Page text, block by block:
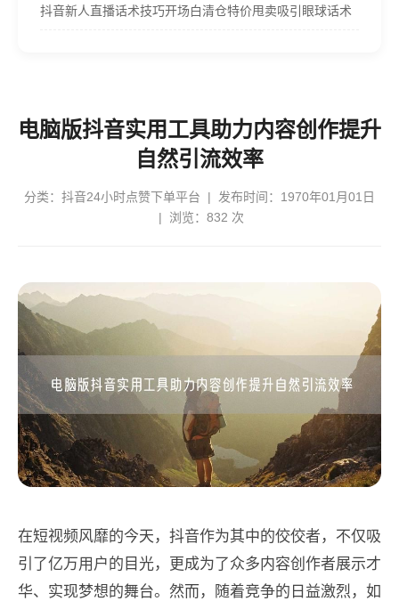
抖音新人直播话术技巧开场白清仓特价甩卖吸引眼球话术
电脑版抖音实用工具助力内容创作提升
自然引流效率
分类： 抖音24小时点赞下单平台 | 发布时间：1970年01月01日
| 浏览：832 次
在短视频风靡的今天，抖音作为其中的佼佼者，不仅吸
引了亿万用户的目光，更成为了众多内容创作者展示才
华、实现梦想的舞台。然而，随着竞争的日益激烈，如